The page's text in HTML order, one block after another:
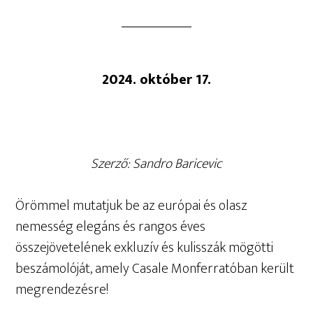
2024. október 17.
Szerző: Sandro Baricevic
Örömmel mutatjuk be az európai és olasz
nemesség elegáns és rangos éves
összejövetelének exkluzív és kulisszák mögötti
beszámolóját, amely Casale Monferratóban került
megrendezésre!